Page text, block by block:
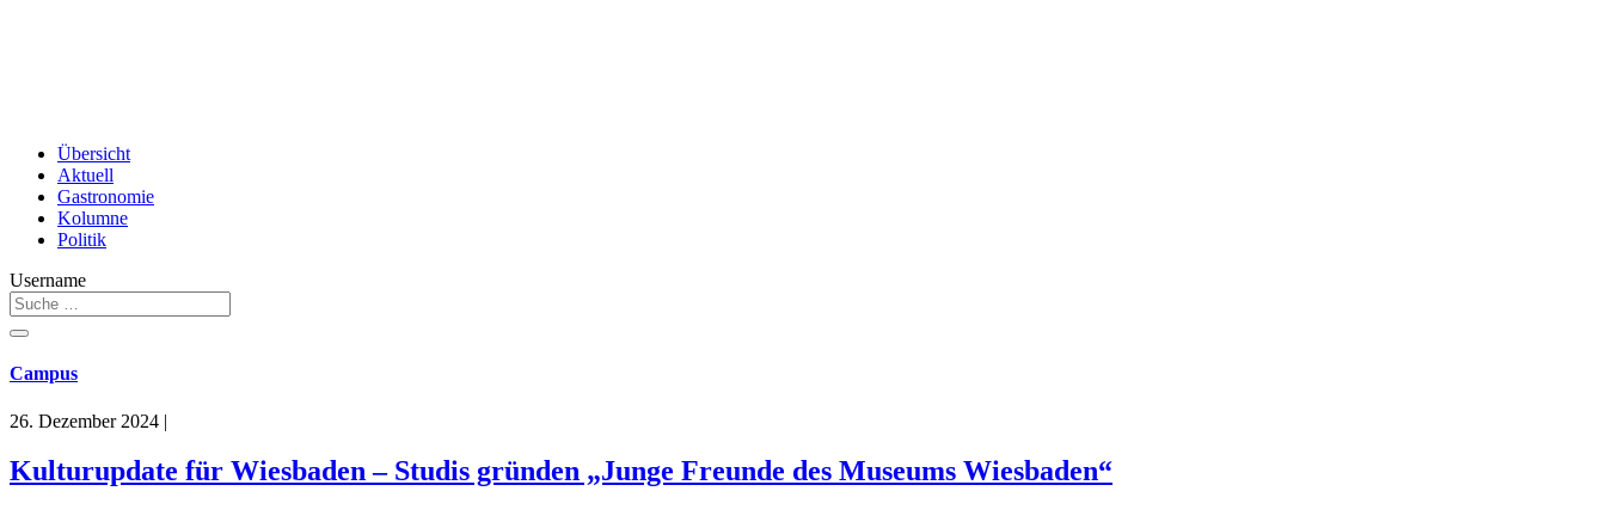
Übersicht
Aktuell
Gastronomie
Kolumne
Politik
Username
Campus
26. Dezember 2024 |
Kulturupdate für Wiesbaden – Studis gründen „Junge Freunde des Museums Wiesbaden“